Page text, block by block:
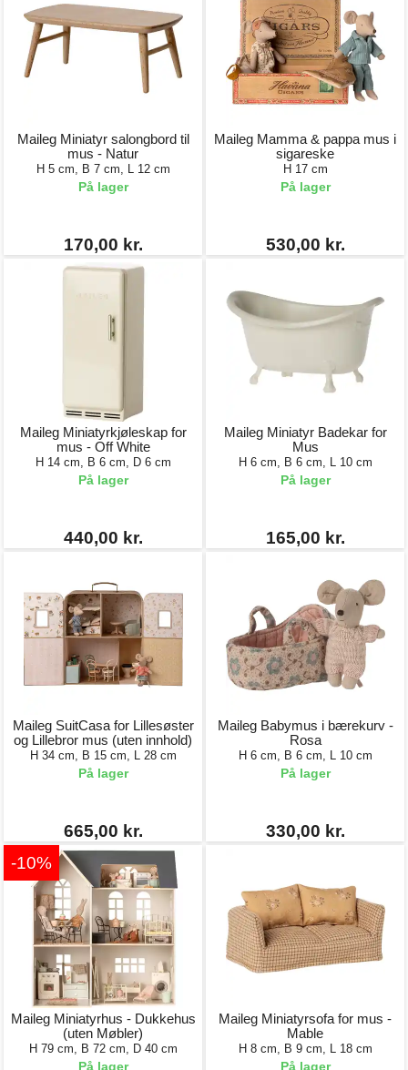
Maileg Miniatyr salongbord til
mus - Natur
H 5 cm, B 7 cm, L 12 cm
På lager
170,00 kr.
Maileg Mamma & pappa mus i
sigareske
H 17 cm
På lager
530,00 kr.
Maileg Miniatyrkjøleskap for
mus - Off White
H 14 cm, B 6 cm, D 6 cm
På lager
440,00 kr.
Maileg Miniatyr Badekar for
Mus
H 6 cm, B 6 cm, L 10 cm
På lager
165,00 kr.
Maileg SuitCasa for Lillesøster
og Lillebror mus (uten innhold)
H 34 cm, B 15 cm, L 28 cm
På lager
665,00 kr.
Maileg Babymus i bærekurv -
Rosa
H 6 cm, B 6 cm, L 10 cm
På lager
330,00 kr.
-10%
Maileg Miniatyrhus - Dukkehus
(uten Møbler)
H 79 cm, B 72 cm, D 40 cm
På lager
Maileg Miniatyrsofa for mus -
Mable
H 8 cm, B 9 cm, L 18 cm
På lager